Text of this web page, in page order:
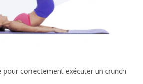
pour correctement exécuter un crunch